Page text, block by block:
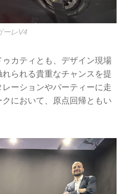
ーレV4
カティとも、デザイン現場
られる貴重なチャンスを提
ーションやパーティーに走
において、原点回帰ともい